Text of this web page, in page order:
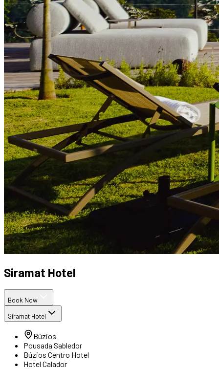
Siramat Hotel
Book Now
Siramat Hotel
Búzios
Pousada Sabledor
Búzios Centro Hotel
Hotel Calador